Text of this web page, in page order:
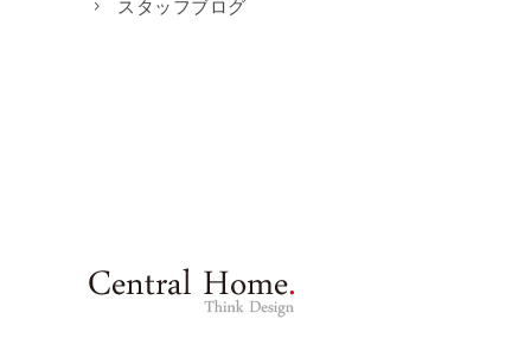
スタッフブログ